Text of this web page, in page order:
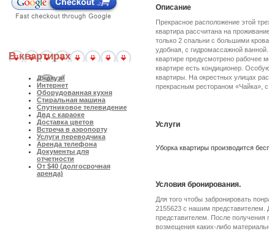
В квартирах
Джакузи
Интернет
Оборудованная кухня
Стиральная машина
Спутниковое телевидение
Двд с караоке
Доставка цветов
Встреча в аэропорту
Услуги переводчика
Аренда телефона
Документы для
отчетности
От $40 (долгосрочная
аренда)
Описание
Прекрасное расположение этой
квартира рассчитана на
только 2 спальни с большими
удобная, с гидромассажной
квартире предусмотрено рабочее
квартире есть кондиционер.
квартиры. На окрестных улицах
прекрасным рестораном «Чайка»,
Услуги
Уборка квартиры производится
Условия бронирования.
Для того чтобы забронировать
2155623 с нашим представителем.
представителем. После получения
возмещения каких-либо